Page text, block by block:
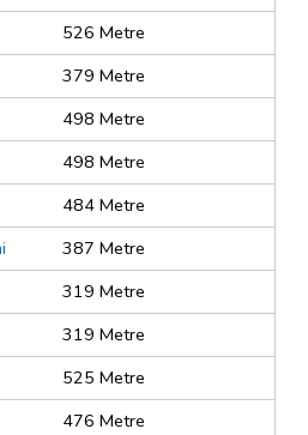
526 Metre
379 Metre
498 Metre
498 Metre
484 Metre
387 Metre
319 Metre
319 Metre
525 Metre
476 Metre